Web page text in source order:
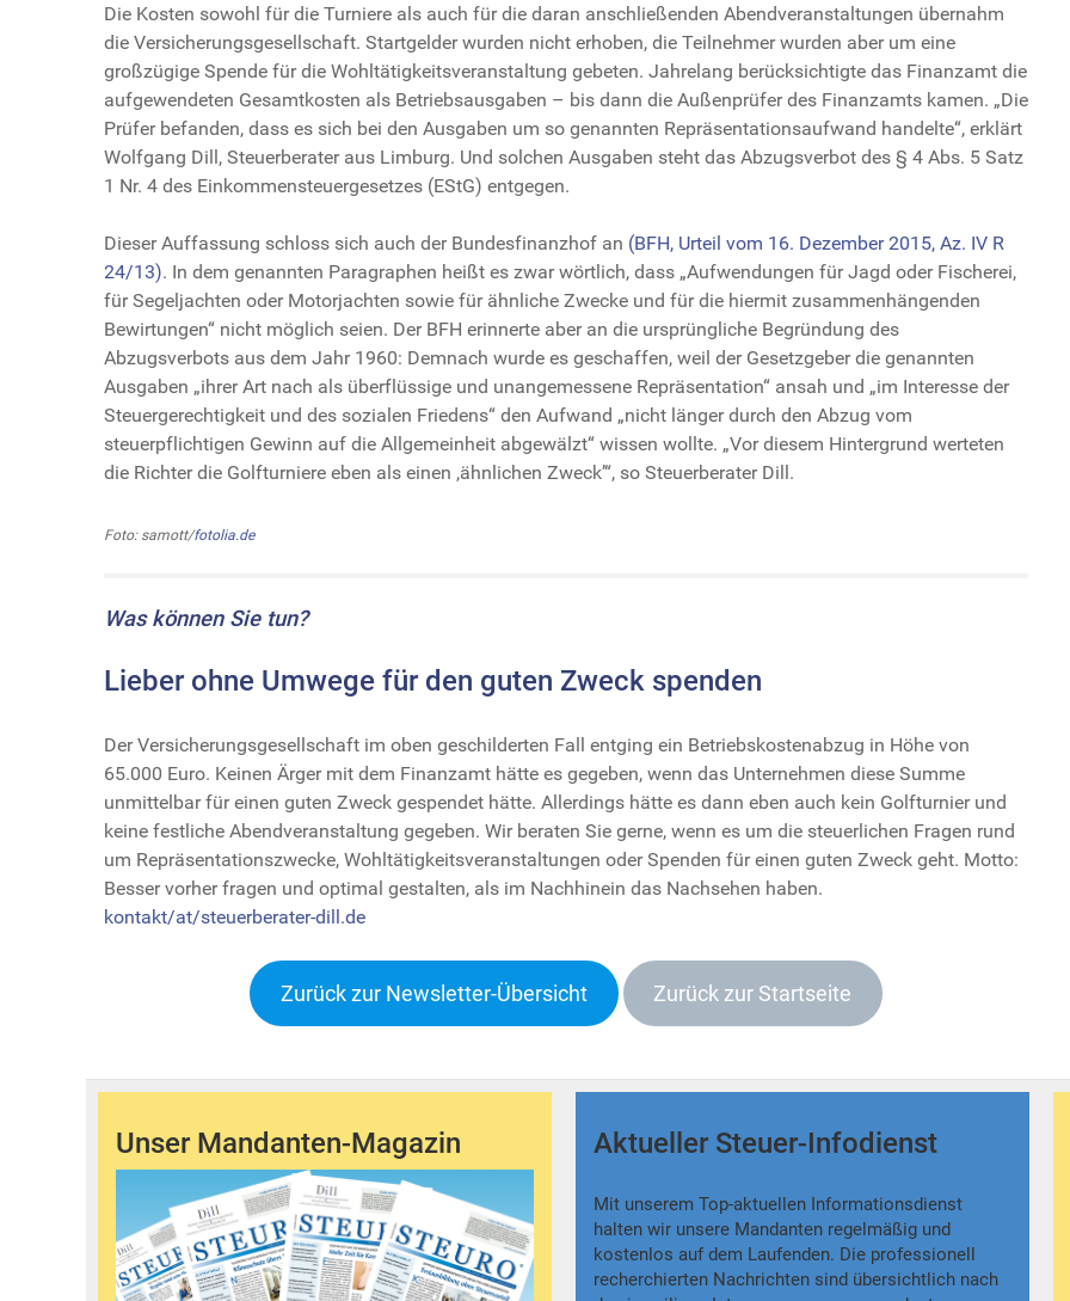
Die Kosten sowohl für die Turniere als auch für die daran anschließenden Abendveranstaltungen übernahm
die Versicherungsgesellschaft. Startgelder wurden nicht erhoben, die Teilnehmer wurden aber um eine
großzügige Spende für die Wohltätigkeitsveranstaltung gebeten. Jahrelang berücksichtigte das Finanzamt die
aufgewendeten Gesamtkosten als Betriebsausgaben – bis dann die Außenprüfer des Finanzamts kamen. „Die
Prüfer befanden, dass es sich bei den Ausgaben um so genannten Repräsentationsaufwand handelte“, erklärt
Wolfgang Dill, Steuerberater aus Limburg. Und solchen Ausgaben steht das Abzugsverbot des § 4 Abs. 5 Satz
1 Nr. 4 des Einkommensteuergesetzes (EStG) entgegen.
Dieser Auffassung schloss sich auch der Bundesfinanzhof an (BFH, Urteil vom 16. Dezember 2015, Az. IV R
24/13). In dem genannten Paragraphen heißt es zwar wörtlich, dass „Aufwendungen für Jagd oder Fischerei,
für Segeljachten oder Motorjachten sowie für ähnliche Zwecke und für die hiermit zusammenhängenden
Bewirtungen“ nicht möglich seien. Der BFH erinnerte aber an die ursprüngliche Begründung des
Abzugsverbots aus dem Jahr 1960: Demnach wurde es geschaffen, weil der Gesetzgeber die genannten
Ausgaben „ihrer Art nach als überflüssige und unangemessene Repräsentation“ ansah und „im Interesse der
Steuergerechtigkeit und des sozialen Friedens“ den Aufwand „nicht länger durch den Abzug vom
steuerpflichtigen Gewinn auf die Allgemeinheit abgewälzt“ wissen wollte. „Vor diesem Hintergrund werteten
die Richter die Golfturniere eben als einen ,ähnlichen Zweck’“, so Steuerberater Dill.
Foto: samott/fotolia.de
Was können Sie tun?
Lieber ohne Umwege für den guten Zweck spenden
Der Versicherungsgesellschaft im oben geschilderten Fall entging ein Betriebskostenabzug in Höhe von
65.000 Euro. Keinen Ärger mit dem Finanzamt hätte es gegeben, wenn das Unternehmen diese Summe
unmittelbar für einen guten Zweck gespendet hätte. Allerdings hätte es dann eben auch kein Golfturnier und
keine festliche Abendveranstaltung gegeben. Wir beraten Sie gerne, wenn es um die steuerlichen Fragen rund
um Repräsentationszwecke, Wohltätigkeitsveranstaltungen oder Spenden für einen guten Zweck geht. Motto:
Besser vorher fragen und optimal gestalten, als im Nachhinein das Nachsehen haben.
kontakt/at/steuerberater-dill.de
Zurück zur Newsletter-Übersicht Zurück zur Startseite
Unser Mandanten-Magazin Aktueller Steuer-Infodienst
Mit unserem Top-aktuellen Informationsdienst
halten wir unsere Mandanten regelmäßig und
kostenlos auf dem Laufenden. Die professionell
recherchierten Nachrichten sind übersichtlich nach